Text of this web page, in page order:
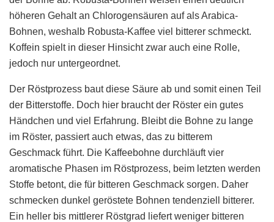
höheren Gehalt an Chlorogensäuren auf als Arabica-
Bohnen, weshalb Robusta-Kaffee viel bitterer schmeckt.
Koffein spielt in dieser Hinsicht zwar auch eine Rolle,
jedoch nur untergeordnet.
Der Röstprozess baut diese Säure ab und somit einen Teil
der Bitterstoffe. Doch hier braucht der Röster ein gutes
Händchen und viel Erfahrung. Bleibt die Bohne zu lange
im Röster, passiert auch etwas, das zu bitterem
Geschmack führt. Die Kaffeebohne durchläuft vier
aromatische Phasen im Röstprozess, beim letzten werden
Stoffe betont, die für bitteren Geschmack sorgen. Daher
schmecken dunkel geröstete Bohnen tendenziell bitterer.
Ein heller bis mittlerer Röstgrad liefert weniger bitteren